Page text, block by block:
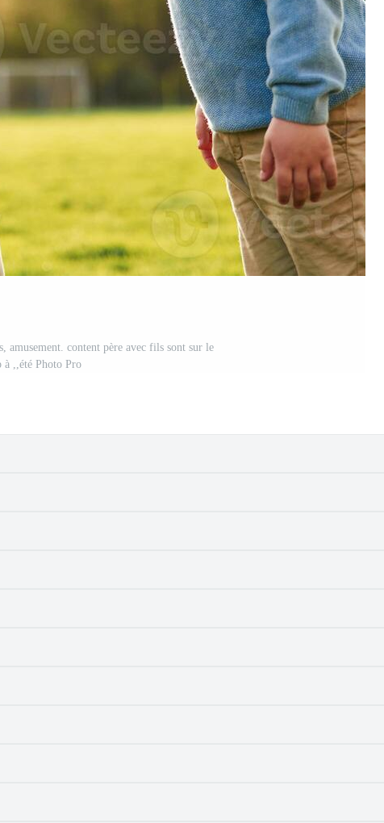
amusement. content père avec fils sont sur le
à ,,été Photo Pro